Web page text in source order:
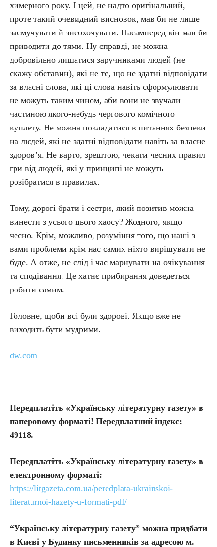
химерного року. І цей, не надто оригінальний,
проте такий очевидний висновок, мав би не лише
засмучувати й знеохочувати. Насамперед він мав би
приводити до тями. Ну справді, не можна
добровільно лишатися заручниками людей (не
скажу обставин), які не те, що не здатні відповідати
за власні слова, які ці слова навіть сформулювати
не можуть таким чином, аби вони не звучали
частиною якого-небудь чергового комічного
куплету. Не можна покладатися в питаннях безпеки
на людей, які не здатні відповідати навіть за власне
здоров’я. Не варто, зрештою, чекати чесних правил
гри від людей, які у принципі не можуть
розібратися в правилах.
Тому, дорогі брати і сестри, який позитив можна
винести з усього цього хаосу? Жодного, якщо
чесно. Крім, можливо, розуміння того, що наші з
вами проблеми крім нас самих ніхто вирішувати не
буде. А отже, не слід і час марнувати на очікування
та сподівання. Це хатнє прибирання доведеться
робити самим.
Головне, щоби всі були здорові. Якщо вже не
виходить бути мудрими.
dw.com
Передплатіть «Українську літературну газету» в
паперовому форматі! Передплатний індекс:
49118.
Передплатіть «Українську літературну газету» в
електронному форматі:
https://litgazeta.com.ua/peredplata-ukrainskoi-
literaturnoi-hazety-u-formati-pdf/
“Українську літературну газету” можна придбати
в Києві у Будинку письменників за адресою м.